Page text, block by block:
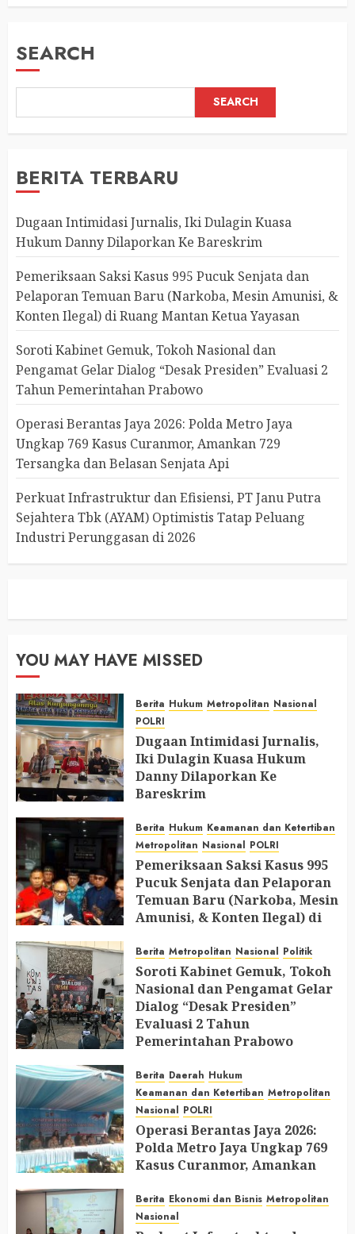
SEARCH
SEARCH
BERITA TERBARU
Dugaan Intimidasi Jurnalis, Iki Dulagin Kuasa
Hukum Danny Dilaporkan Ke Bareskrim
Pemeriksaan Saksi Kasus 995 Pucuk Senjata dan
Pelaporan Temuan Baru (Narkoba, Mesin Amunisi, &
Konten Ilegal) di Ruang Mantan Ketua Yayasan
Soroti Kabinet Gemuk, Tokoh Nasional dan
Pengamat Gelar Dialog “Desak Presiden” Evaluasi 2
Tahun Pemerintahan Prabowo
Operasi Berantas Jaya 2026: Polda Metro Jaya
Ungkap 769 Kasus Curanmor, Amankan 729
Tersangka dan Belasan Senjata Api
Perkuat Infrastruktur dan Efisiensi, PT Janu Putra
Sejahtera Tbk (AYAM) Optimistis Tatap Peluang
Industri Perunggasan di 2026
YOU MAY HAVE MISSED
Berita Hukum Metropolitan Nasional
POLRI
Dugaan Intimidasi Jurnalis,
Iki Dulagin Kuasa Hukum
Danny Dilaporkan Ke
Bareskrim
Berita Hukum Keamanan dan Ketertiban
Metropolitan Nasional POLRI
Pemeriksaan Saksi Kasus 995
Pucuk Senjata dan Pelaporan
Temuan Baru (Narkoba, Mesin
Amunisi, & Konten Ilegal) di
AUGUST 6, 2026 0
Berita Metropolitan Nasional Politik
Soroti Kabinet Gemuk, Tokoh
Nasional dan Pengamat Gelar
Dialog “Desak Presiden”
Evaluasi 2 Tahun
Pemerintahan Prabowo
Berita Daerah Hukum
Keamanan dan Ketertiban Metropolitan
Nasional POLRI
Operasi Berantas Jaya 2026:
Polda Metro Jaya Ungkap 769
Kasus Curanmor, Amankan
Senjata Api
JULY 31, 2026
Berita Ekonomi dan Bisnis Metropolitan
Nasional